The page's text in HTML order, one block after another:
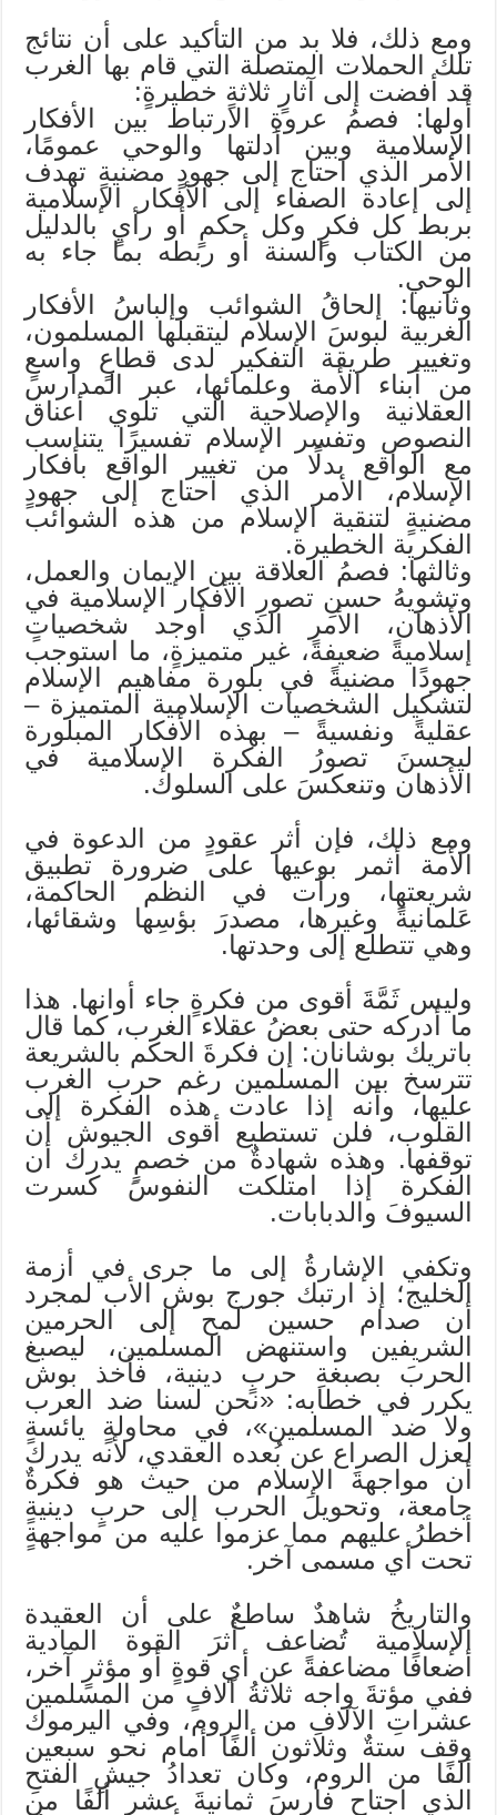
ومع ذلك، فلا بد من التأكيد على أن نتائج
تلك الحملات المتصلة التي قام بها الغرب
قد أفضت إلى آثارٍ ثلاثةٍ خطيرةٍ:
أولها: فصمُ عروةِ الارتباط بين الأفكار
الإسلامية وبين أدلتها والوحي عمومًا،
الأمر الذي احتاج إلى جهودٍ مضنيةٍ تهدف
إلى إعادة الصفاء إلى الأفكار الإسلامية
بربط كل فكرٍ وكل حكمٍ أو رأيٍ بالدليل
من الكتاب والسنة أو ربطه بما جاء به
الوحي.
وثانيها: إلحاقُ الشوائب وإلباسُ الأفكار
الغربية لبوسَ الإسلام ليتقبلها المسلمون،
وتغيير طريقة التفكير لدى قطاعٍ واسعٍ
من أبناء الأمة وعلمائها، عبر المدارس
العقلانية والإصلاحية التي تلوي أعناق
النصوص وتفسر الإسلام تفسيرًا يتناسب
مع الواقع بدلًا من تغيير الواقع بأفكار
الإسلام، الأمر الذي احتاج إلى جهودٍ
مضنيةٍ لتنقية الإسلام من هذه الشوائب
الفكرية الخطيرة.
وثالثها: فصمُ العلاقة بين الإيمان والعمل،
وتشويهُ حسنِ تصورِ الأفكار الإسلامية في
الأذهان، الأمر الذي أوجد شخصياتٍ
إسلاميةً ضعيفةً، غير متميزةٍ، ما استوجب
جهودًا مضنيةً في بلورة مفاهيم الإسلام
لتشكيل الشخصيات الإسلامية المتميزة –
عقليةً ونفسيةً – بهذه الأفكار المبلورة
ليحسنَ تصورُ الفكرة الإسلامية في
الأذهان وتنعكسَ على السلوك.
ومع ذلك، فإن أثر عقودٍ من الدعوة في
الأمة أثمر بوعيها على ضرورة تطبيق
شريعتها، ورأت في النظم الحاكمة،
عَلمانيةً وغيرها، مصدرَ بؤسِها وشقائها،
وهي تتطلع إلى وحدتها.
وليس ثَمَّةَ أقوى من فكرةٍ جاء أوانها. هذا
ما أدركه حتى بعضُ عقلاء الغرب، كما قال
باتريك بوشانان: إن فكرةَ الحكم بالشريعة
تترسخ بين المسلمين رغم حرب الغرب
عليها، وأنه إذا عادت هذه الفكرة إلى
القلوب، فلن تستطيع أقوى الجيوش أن
توقفها. وهذه شهادةٌ من خصمٍ يدرك أن
الفكرة إذا امتلكت النفوسَ كسرت
السيوفَ والدبابات.
وتكفي الإشارةُ إلى ما جرى في أزمة
الخليج؛ إذ ارتبك جورج بوش الأب لمجرد
أن صدام حسين لمح إلى الحرمين
الشريفين واستنهض المسلمين، ليصبغ
الحربَ بصبغةِ حربٍ دينية، فأخذ بوش
يكرر في خطابه: «نحن لسنا ضد العرب
ولا ضد المسلمين»، في محاولةٍ يائسةٍ
لعزل الصراع عن بُعده العقدي، لأنه يدرك
أن مواجهةَ الإسلام من حيث هو فكرةٌ
جامعة، وتحويلَ الحرب إلى حربٍ دينيةٍ
أخطرُ عليهم مما عزموا عليه من مواجهةٍ
تحت أي مسمى آخر.
والتاريخُ شاهدٌ ساطعٌ على أن العقيدة
الإسلامية تُضاعف أثرَ القوة المادية
أضعافًا مضاعفةً عن أي قوةٍ أو مؤثرٍ آخر،
ففي مؤتةَ واجه ثلاثةُ آلافٍ من المسلمين
عشراتِ الآلافِ من الروم، وفي اليرموك
وقف ستةٌ وثلاثون ألفًا أمام نحو سبعين
ألفًا من الروم، وكان تعدادُ جيشِ الفتحِ
الذي اجتاح فارسَ ثمانيةَ عشر ألفًا من